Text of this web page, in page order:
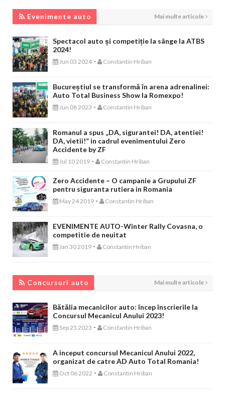
Evenimente auto Mai multe articole
Spectacol auto și competiție la sânge la ATBS
2024!
Jun 03 2024 - Constantin Hriban
Bucureștiul se transformă în arena adrenalinei:
Auto Total Business Show la Romexpo!
Jun 08 2023 - Constantin Hriban
Romanul a spus „DA, sigurantei! DA, atentiei!
DA, vietii!” in cadrul evenimentului Zero
Accidente by ZF
Jul 10 2019 - Constantin Hriban
Zero Accidente – O campanie a Grupului ZF
pentru siguranta rutiera in Romania
May 24 2019 - Constantin Hriban
EVENIMENTE AUTO-Winter Rally Covasna, o
competitie de neuitat
Jan 30 2019 - Constantin Hriban
Concursuri auto Mai multe articole
Bătălia mecanicilor auto: încep înscrierile la
Concursul Mecanicul Anului 2023!
Sep 25 2023 - Constantin Hriban
A inceput concursul Mecanicul Anului 2022,
organizat de catre AD Auto Total Romania!
Oct 06 2022 - Constantin Hriban